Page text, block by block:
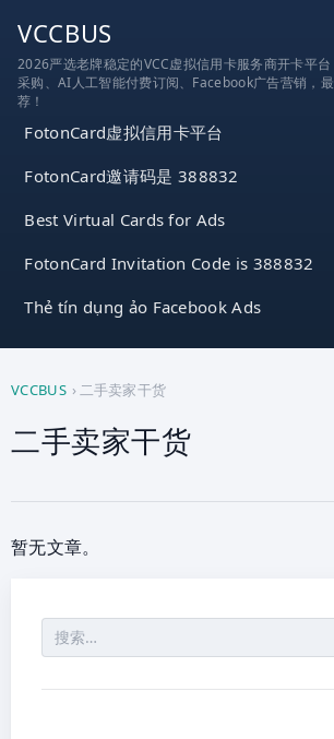
VCCBUS
2026严选老牌稳定的VCC虚拟信用卡服务商开卡平
采购、AI人工智能付费订阅、Facebook广告营销，
荐！
FotonCard虚拟信用卡平台
FotonCard邀请码是 388832
Best Virtual Cards for Ads
FotonCard Invitation Code is 388832
Thẻ tín dụng ảo Facebook Ads
VCCBUS › 二手卖家干货
二手卖家干货
暂无文章。
索：